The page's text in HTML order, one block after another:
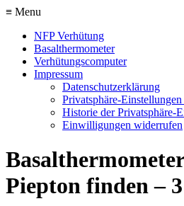
≡ Menu
NFP Verhütung
Basalthermometer
Verhütungscomputer
Impressum
Datenschutzerklärung
Privatsphäre-Einstellungen
Historie der Privatsphäre-
Einwilligungen widerrufen
Piepton finden –